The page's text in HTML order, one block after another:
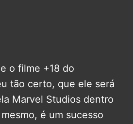
o filme +18 do
tão certo, que ele será
Marvel Studios dentro
é um sucesso